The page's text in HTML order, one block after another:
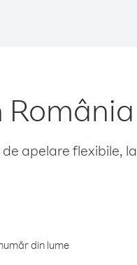
apelare flexibile, la
din lume